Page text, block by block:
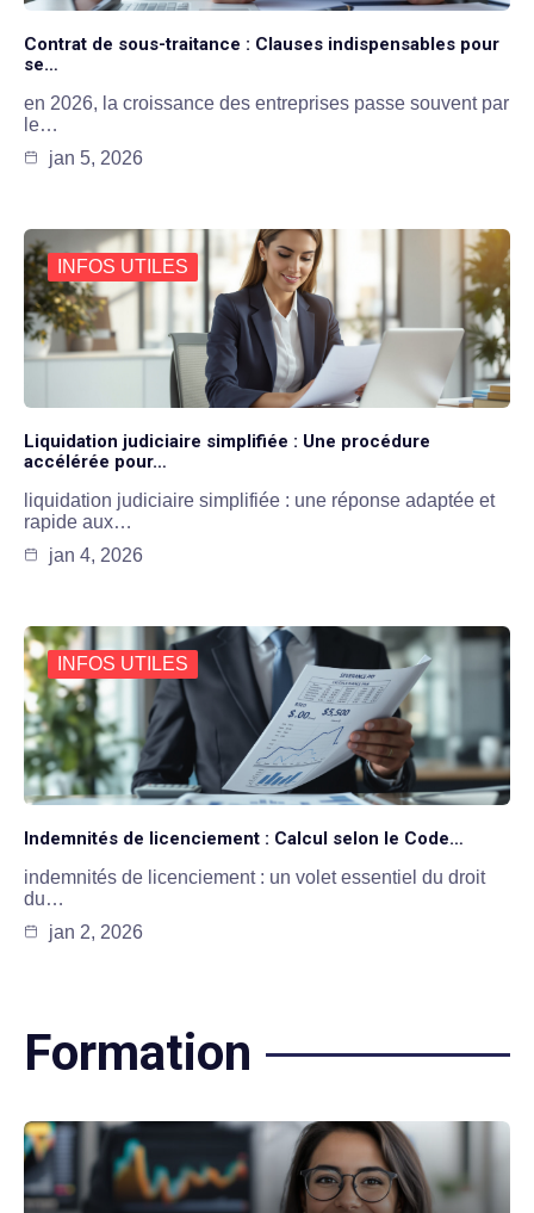
Contrat de sous-traitance : Clauses indispensables pour
se…
en 2026, la croissance des entreprises passe souvent par
le…
jan 5, 2026
INFOS UTILES
Liquidation judiciaire simplifiée : Une procédure
accélérée pour…
liquidation judiciaire simplifiée : une réponse adaptée et
rapide aux…
jan 4, 2026
INFOS UTILES
Indemnités de licenciement : Calcul selon le Code…
indemnités de licenciement : un volet essentiel du droit
du…
jan 2, 2026
Formation